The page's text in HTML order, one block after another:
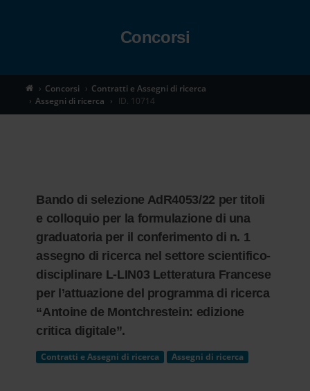
Concorsi
Concorsi
Contratti e Assegni di ricerca
Assegni di ricerca
ID. 10714
Bando di selezione AdR4053/22 per titoli
e colloquio per la formulazione di una
graduatoria per il conferimento di n. 1
assegno di ricerca nel settore scientifico-
disciplinare L-LIN03 Letteratura Francese
per l’attuazione del programma di ricerca
“Antoine de Montchrestein: edizione
critica digitale”.
Contratti e Assegni di ricerca Assegni di ricerca